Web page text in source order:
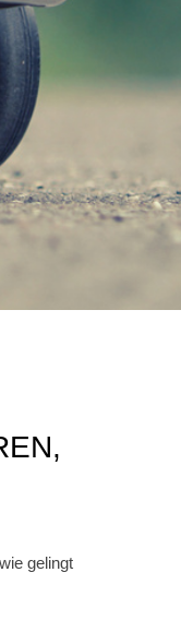
gelingt